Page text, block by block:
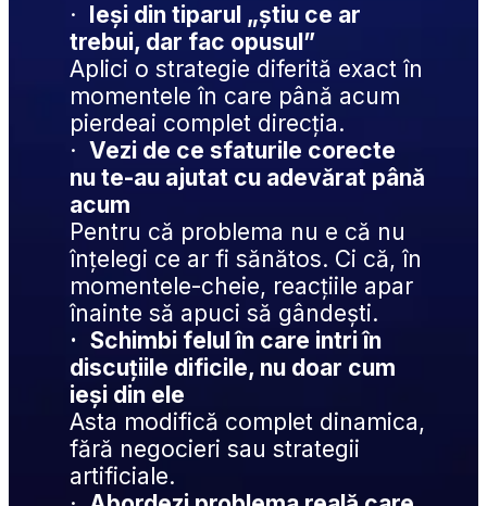
· Ieși din tiparul „știu ce ar
trebui, dar fac opusul”
Aplici o strategie diferită exact în
momentele în care până acum
pierdeai complet direcția.
· Vezi de ce sfaturile corecte
nu te-au ajutat cu adevărat până
acum
Pentru că problema nu e că nu
înțelegi ce ar fi sănătos. Ci că, în
momentele-cheie, reacțiile apar
înainte să apuci să gândești.
· Schimbi felul în care intri în
discuțiile dificile, nu doar cum
ieși din ele
Asta modifică complet dinamica,
fără negocieri sau strategii
artificiale.